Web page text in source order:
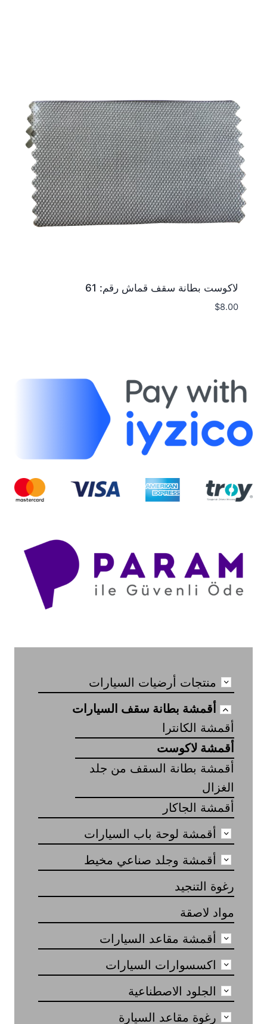
لاكوست بطانة سقف قماش رقم: 61
$8.00
منتجات أرضيات السيارات
أقمشة بطانة سقف السيارات
أقمشة الكانترا
أقمشة لاكوست
أقمشة بطانة السقف من جلد
الغزال
أقمشة الجاكار
أقمشة لوحة باب السيارات
أقمشة وجلد صناعي مخيط
رغوة التنجيد
مواد لاصقة
أقمشة مقاعد السيارات
اكسسوارات السيارات
الجلود الاصطناعية
رغوة مقاعد السيارة